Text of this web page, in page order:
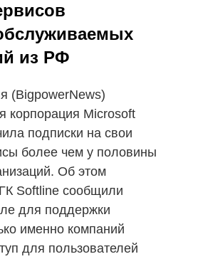
из РФ
(BigpowerNews)
корпорация Microsoft
подписки на свои
более чем у половины
Об этом
Softline сообщили
для поддержки
именно компаний
для пользователей